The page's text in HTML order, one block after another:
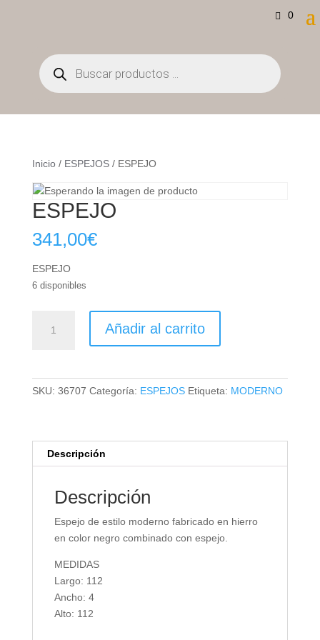
0
Búsqueda
de
productos
Inicio/ ESPEJOS/ ESPEJO
ESPEJO
341,00€
ESPEJO
6 disponibles
cantidad
Añadir al carrito
SKU: 36707 Categoría: ESPEJOS Etiqueta: MODERNO
Descripción
Descripción
Espejo de estilo moderno fabricado en hierro
en color negro combinado con espejo.
MEDIDAS
Largo: 112
Ancho: 4
Alto: 112